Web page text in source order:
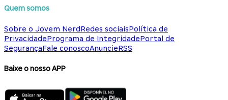
Quem somos
Sobre o Jovem NerdRedes sociaisPolítica de
PrivacidadePrograma de IntegridadePortal de
SegurançaFale conoscoAnuncieRSS
Baixe o nosso APP